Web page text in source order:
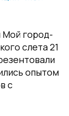
Мой город-
слета 21
опытом
с